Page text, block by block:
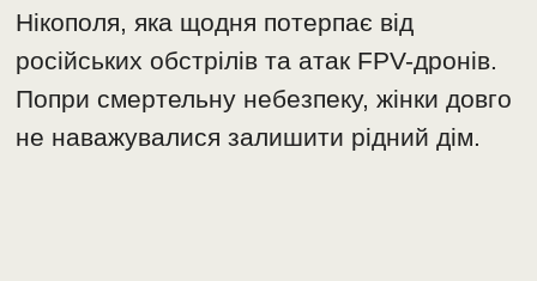
Нікополя, яка щодня потерпає від
російських обстрілів та атак FPV-дронів.
Попри смертельну небезпеку, жінки довго
не наважувалися залишити рідний дім.